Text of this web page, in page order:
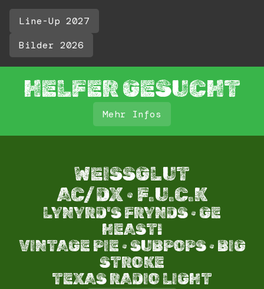
Line-Up 2027
Bilder 2026
HELFER GESUCHT
Mehr Infos
WEISSGLUT
AC/DX · F.U.C.K
LYNYRD'S FRYNDS · GE
HEAST!
VINTAGE PIE · SUBPOPS · BIG
STROKE​
TEXAS RADIO LIGHT​